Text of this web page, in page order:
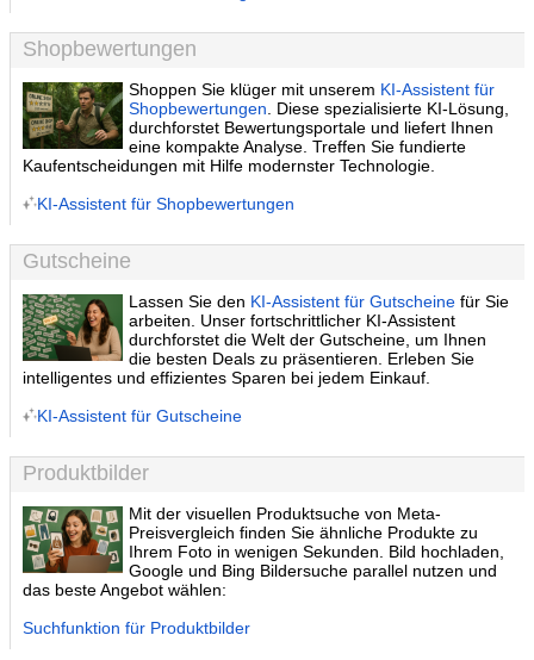
Shopbewertungen
Shoppen Sie klüger mit unserem KI-Assistent für
Shopbewertungen . Diese spezialisierte KI-Lösung,
durchforstet Bewertungsportale und liefert Ihnen
eine kompakte Analyse. Treffen Sie fundierte
Kaufentscheidungen mit Hilfe modernster Technologie.
KI-Assistent für Shopbewertungen
Gutscheine
Lassen Sie den KI-Assistent für Gutscheine für Sie
arbeiten. Unser fortschrittlicher KI-Assistent
durchforstet die Welt der Gutscheine, um Ihnen
die besten Deals zu präsentieren. Erleben Sie
intelligentes und effizientes Sparen bei jedem Einkauf.
KI-Assistent für Gutscheine
Produktbilder
Mit der visuellen Produktsuche von Meta-
Preisvergleich finden Sie ähnliche Produkte zu
Ihrem Foto in wenigen Sekunden. Bild hochladen,
Google und Bing Bildersuche parallel nutzen und
das beste Angebot wählen:
Suchfunktion für Produktbilder